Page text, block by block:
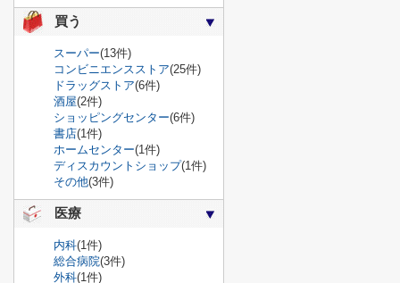
買う
スーパー(13件)
コンビニエンスストア(25件)
ドラッグストア(6件)
酒屋(2件)
ショッピングセンター(6件)
書店(1件)
ホームセンター(1件)
ディスカウントショップ(1件)
その他(3件)
医療
内科(1件)
総合病院(3件)
外科(1件)